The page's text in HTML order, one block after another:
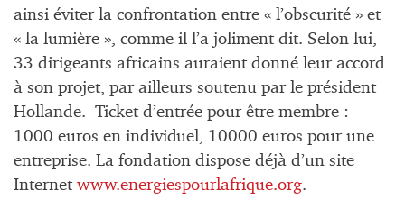
ainsi éviter la confrontation entre « l’obscurité » et
« la lumière », comme il l’a joliment dit. Selon lui,
33 dirigeants africains auraient donné leur accord
à son projet, par ailleurs soutenu par le président
Hollande. Ticket d’entrée pour être membre :
1000 euros en individuel, 10000 euros pour une
entreprise. La fondation dispose déjà d’un site
Internet www.energiespourlafrique.org.